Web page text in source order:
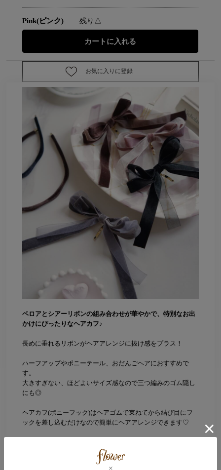
Pink(ピンク) 残り△
お気に入りに登録
ベロアとシアーリボンの組み合わせが華やかで、特別なお出
かけにぴったりなヘアカフ♪
長めに垂れるリボンがヘアアレンジに抜け感をプラス！
ハーフアップやポニーテール、おだんごヘアにおすすめで
す。
大きすぎない、ほどよいサイズ感なので三つ編みのゴム隠し
にも◎
ヘアカフ(ポニーフック)はヘアゴムで束ねてから結び目にフ
ックを差し込むだけなので簡単にヘアアレンジできます♡